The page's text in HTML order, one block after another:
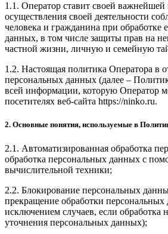
1.1. Оператор ставит своей
осуществления своей деятельности
человека и гражданина при обработке
данных, в том числе защиты прав на
частной жизни, личную и семейную
1.2. Настоящая политика Оператора в
персональных данных (далее –
всей информации, которую Оператор
посетителях веб-сайта https://ninko.ru.
2. Основные понятия, используемые в
2.1. Автоматизированная обработка
обработка персональных данных с
вычислительной техники;
2.2. Блокирование персональных
прекращение обработки персональных
исключением случаев, если обработка
уточнения персональных данных);